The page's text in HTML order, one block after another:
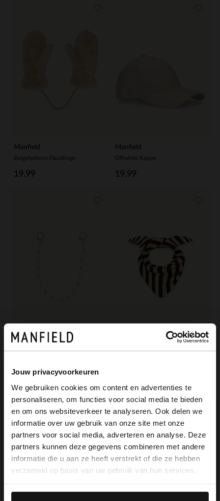
Jouw privacyvoorkeuren
We gebruiken cookies om content en advertenties te
personaliseren, om functies voor social media te bieden
en om ons websiteverkeer te analyseren. Ook delen we
informatie over uw gebruik van onze site met onze
partners voor social media, adverteren en analyse. Deze
partners kunnen deze gegevens combineren met andere
informatie die u aan ze heeft verstrekt of die ze hebben
verzameld op basis van uw gebruik van hun services.
Manfield
Beigefarbene Fäustlinge
19.99
Manfield
Offwhite Kappe
19.99
Manfield
Offwhite Taschen-Charm Herzen Gestreiftes Dreieckstuch
-50%
-10% EXTRA
×
View this website in English?
It looks like your language isn't Dutch. Would
you like to switch to English?
English